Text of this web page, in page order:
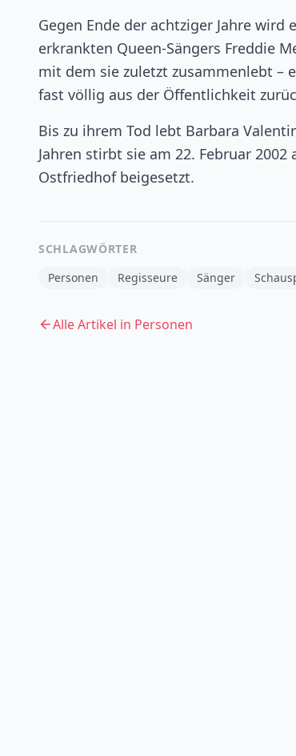
Gegen Ende der achtziger Jahre
erkrankten Queen-Sängers Freddie
mit dem sie zuletzt zusammenlebt –
fast völlig aus der Öffentlichkeit
Bis zu ihrem Tod lebt Barbara
Jahren stirbt sie am 22. Februar
Ostfriedhof beigesetzt.
SCHLAGWÖRTER
Personen
Regisseure Sänger
Alle Artikel in Personen